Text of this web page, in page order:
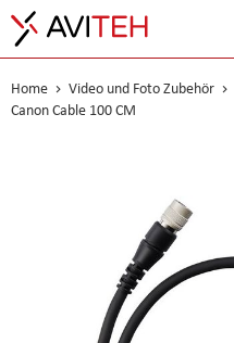
Home Video und Foto Zubehör
Canon Cable 100 CM